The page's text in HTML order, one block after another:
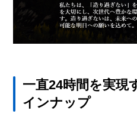
一直24時間を実現
インナップ